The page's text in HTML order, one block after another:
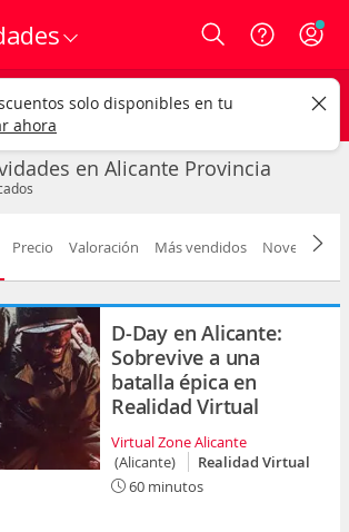
Login
fecha
CAMBIAR
en Alicante Provincia
Precio Valoración Más vendidos Novedad
D-Day en Alicante:
Sobrevive a una
batalla épica en
Realidad Virtual
Virtual Zone Alicante
(Alicante)
Realidad Virtual
60 minutos
solo disponibles en tu
ahora